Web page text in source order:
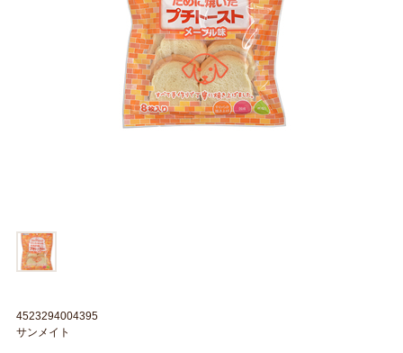
4523294004395
サンメイト